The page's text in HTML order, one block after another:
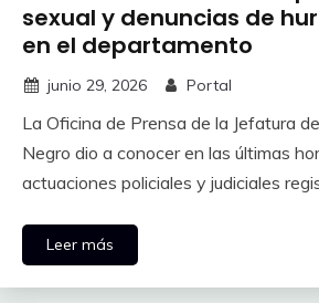
sexual y denuncias de
en el departamento
junio 29, 2026 Portal
La Oficina de Prensa de la Jefatura
Negro dio a conocer en las últimas
actuaciones policiales y judiciales
Leer más